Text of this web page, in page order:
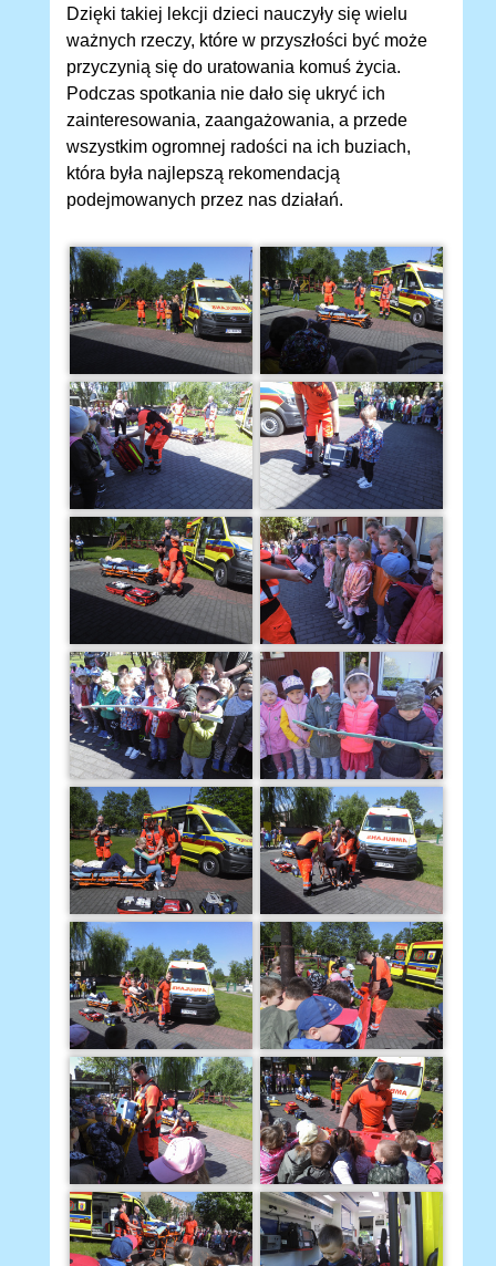
Dzięki takiej lekcji dzieci nauczyły się wielu
ważnych rzeczy, które w przyszłości być może
przyczynią się do uratowania komuś życia.
Podczas spotkania nie dało się ukryć ich
zainteresowania, zaangażowania, a przede
wszystkim ogromnej radości na ich buziach,
która była najlepszą rekomendacją
podejmowanych przez nas działań.